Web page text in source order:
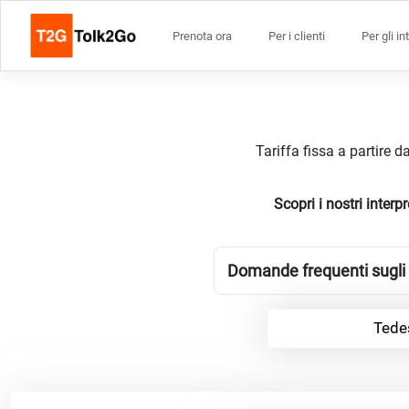
Prenota ora Per i clienti Per gli
Tariffa fissa a partire
Scopri i nostri
Domande frequenti